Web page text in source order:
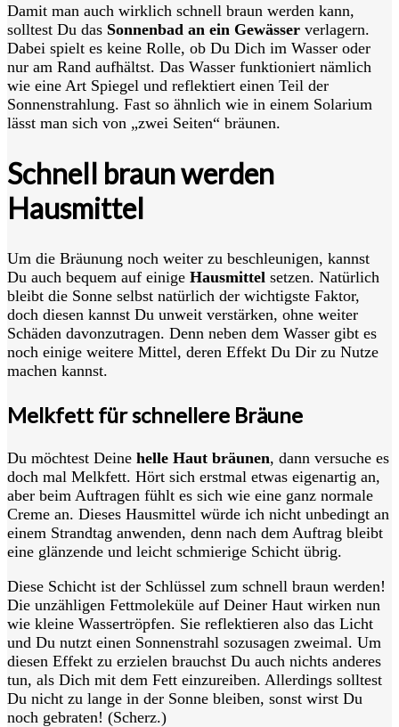
Damit man auch wirklich schnell braun werden kann,
solltest Du das Sonnenbad an ein Gewässer verlagern.
Dabei spielt es keine Rolle, ob Du Dich im Wasser oder
nur am Rand aufhältst. Das Wasser funktioniert nämlich
wie eine Art Spiegel und reflektiert einen Teil der
Sonnenstrahlung. Fast so ähnlich wie in einem Solarium
lässt man sich von „zwei Seiten“ bräunen.
Schnell braun werden
Hausmittel
Um die Bräunung noch weiter zu beschleunigen, kannst
Du auch bequem auf einige Hausmittel setzen. Natürlich
bleibt die Sonne selbst natürlich der wichtigste Faktor,
doch diesen kannst Du unweit verstärken, ohne weiter
Schäden davonzutragen. Denn neben dem Wasser gibt es
noch einige weitere Mittel, deren Effekt Du Dir zu Nutze
machen kannst.
Melkfett für schnellere Bräune
Du möchtest Deine helle Haut bräunen, dann versuche es
doch mal Melkfett. Hört sich erstmal etwas eigenartig an,
aber beim Auftragen fühlt es sich wie eine ganz normale
Creme an. Dieses Hausmittel würde ich nicht unbedingt an
einem Strandtag anwenden, denn nach dem Auftrag bleibt
eine glänzende und leicht schmierige Schicht übrig.
Diese Schicht ist der Schlüssel zum schnell braun werden!
Die unzähligen Fettmoleküle auf Deiner Haut wirken nun
wie kleine Wassertröpfen. Sie reflektieren also das Licht
und Du nutzt einen Sonnenstrahl sozusagen zweimal. Um
diesen Effekt zu erzielen brauchst Du auch nichts anderes
tun, als Dich mit dem Fett einzureiben. Allerdings solltest
Du nicht zu lange in der Sonne bleiben, sonst wirst Du
noch gebraten! (Scherz.)